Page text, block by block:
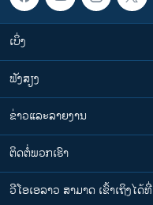
ເບິ່ງ
ຟັງສຽງ
ຂ່າວແລະລາຍງານ
ຕິດຕໍ່ພວກເຮົາ
ວີໂອເອລາວ ສາມາດ ເຂົ້າເຖິງໄດ້ທີ່